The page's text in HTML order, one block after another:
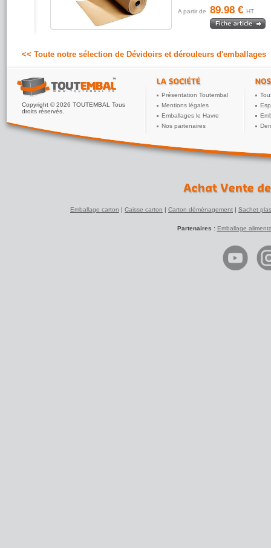
A partir de 89.98 € HT
<< Toute notre sélection de Dévidoirs et dérouleurs d'emballages
Copyright © 2026 TOUTEMBAL Tous
droits réservés.
Présentation Toutembal
Mentions légales
Emballages le Havre
Nos partenaires
Emballage carton | Caisse carton | Carton déménagement | Sachet
Partenaires : Emballage